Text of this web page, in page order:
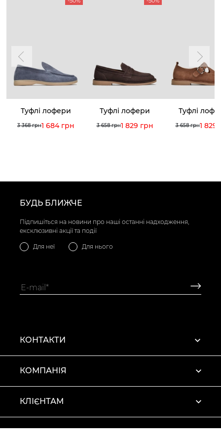
Туфлі лофери
3 368 грн1 684 грн
Туфлі лофери
3 658 грн1 829 грн
Туфлі
3 658 грн1 829
БУДЬ БЛИЖЧЕ
Підпишіться на новини про наші останні надходження,
ексклюзивні акції та події
Для неї Для нього
КОНТАКТИ
КОМПАНІЯ
КЛІЄНТАМ